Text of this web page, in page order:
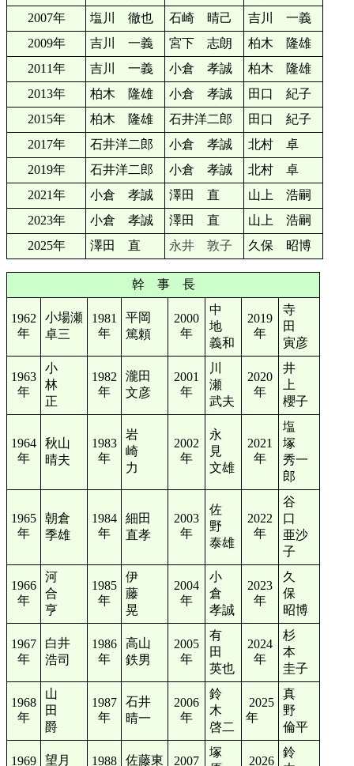
2007年
塩川 徹也 石崎 晴己
吉川 一義
2009年
吉川 一義 宮下 志朗
柏木 隆雄
2011年
吉川 一義 小倉 孝誠
柏木 隆雄
2013年
柏木 隆雄 小倉 孝誠
田口 紀子
2015年
柏木 隆雄 石井洋二郎
田口 紀子
2017年
石井洋二郎 小倉 孝誠
北村 卓
2019年
石井洋二郎 小倉 孝誠
北村 卓
2021年
小倉 孝誠 澤田 直
山上 浩嗣
2023年
小倉 孝誠 澤田 直
山上 浩嗣
2025年
澤田 直 永井 敦子 久保 昭博
幹 事 長
1962
年
小場瀬
卓三
1981
年
平岡
篤頼
2000
年
中
地
義和
2019
年
寺
田
寅彦
1963
年
小
林
正
1982
年
瀧田
文彦
2001
年
川
瀬
武夫
2020
年
井
上
櫻子
1964
年
秋山
晴夫
1983
年
岩
崎
力
2002
年
永
見
文雄
2021
年
塩
塚
秀一
郎
1965
年
朝倉
季雄
1984
年
細田
直孝
2003
年
佐
野
泰雄
2022
年
谷
口
亜沙
子
1966
年
河
合
亨
1985
年
伊
藤
晃
2004
年
小
倉
孝誠
2023
年
久
保
昭博
1967
年
白井
浩司
1986
年
高山
鉄男
2005
年
有
田
英也
2024
年
杉
本
圭子
1968
年
山
田
爵
1987
年
石井
晴一
2006
年
鈴
木
啓二
2025
年
真
野
倫平
1969
望月
1988
佐藤東
2007
塚
2026
鈴